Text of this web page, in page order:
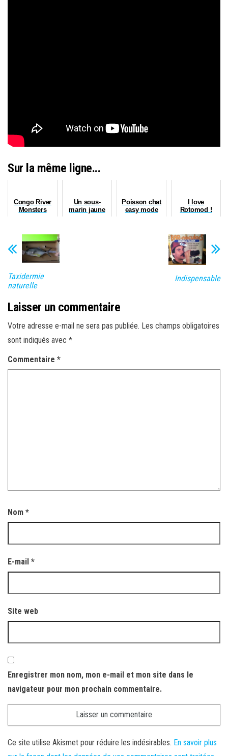
Sur la même ligne...
Congo River
Monsters
Un sous-
marin jaune
Poisson chat
easy mode
I love
Rotomod !
Taxidermie
naturelle
Indispensable
Laisser un commentaire
Votre adresse e-mail ne sera pas publiée. Les champs obligatoires
sont indiqués avec *
Commentaire *
Nom *
E-mail *
Site web
Enregistrer mon nom, mon e-mail et mon site dans le
navigateur pour mon prochain commentaire.
Ce site utilise Akismet pour réduire les indésirables. En savoir plus